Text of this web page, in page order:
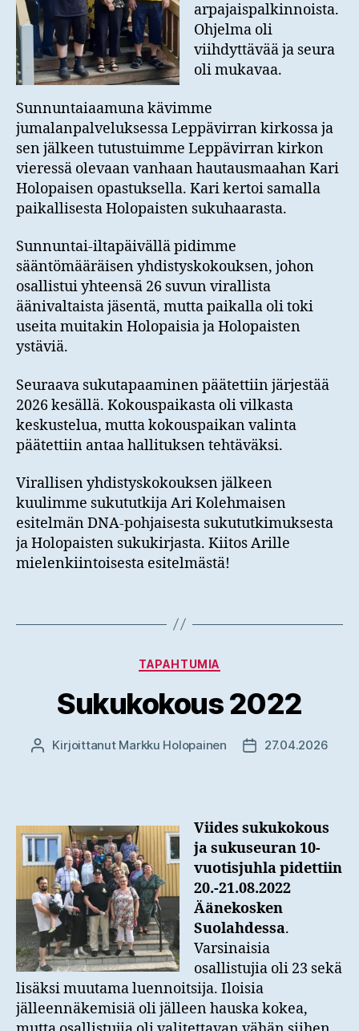
arpajaispalkinnoista.
Ohjelma oli
viihdyttävää ja seura
oli mukavaa.
Sunnuntaiaamuna kävimme
jumalanpalveluksessa Leppävirran kirkossa ja
sen jälkeen tutustuimme Leppävirran kirkon
vieressä olevaan vanhaan hautausmaahan Kari
Holopaisen opastuksella. Kari kertoi samalla
paikallisesta Holopaisten sukuhaarasta.
Sunnuntai-iltapäivällä pidimme
sääntömääräisen yhdistyskokouksen, johon
osallistui yhteensä 26 suvun virallista
äänivaltaista jäsentä, mutta paikalla oli toki
useita muitakin Holopaisia ja Holopaisten
ystäviä.
Seuraava sukutapaaminen päätettiin järjestää
2026 kesällä. Kokouspaikasta oli vilkasta
keskustelua, mutta kokouspaikan valinta
päätettiin antaa hallituksen tehtäväksi.
Virallisen yhdistyskokouksen jälkeen
kuulimme sukututkija Ari Kolehmaisen
esitelmän DNA-pohjaisesta sukututkimuksesta
ja Holopaisten sukukirjasta. Kiitos Arille
mielenkiintoisesta esitelmästä!
Kategoriat
TAPAHTUMIA
Sukukokous 2022
Kirjoittaja
Kirjoittanut Markku Holopainen 27.04.2026
Viides sukukokous
ja sukuseuran 10-
vuotisjuhla pidettiin
20.-21.08.2022
Äänekosken
Suolahdessa.
Varsinaisia
osallistujia oli 23 sekä
lisäksi muutama luennoitsija. Iloisia
jälleennäkemisiä oli jälleen hauska kokea,